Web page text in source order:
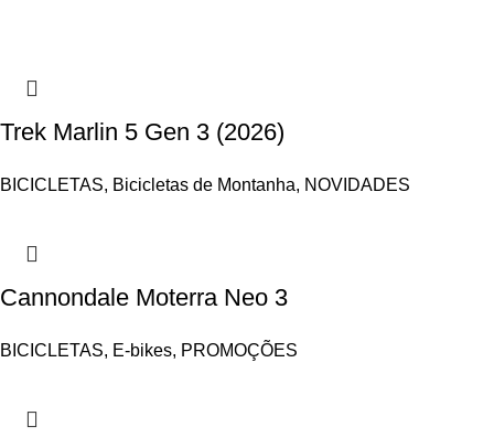
Trek Marlin 5 Gen 3 (2026)
BICICLETAS, Bicicletas de Montanha, NOVIDADES
Cannondale Moterra Neo 3
BICICLETAS, E-bikes, PROMOÇÕES